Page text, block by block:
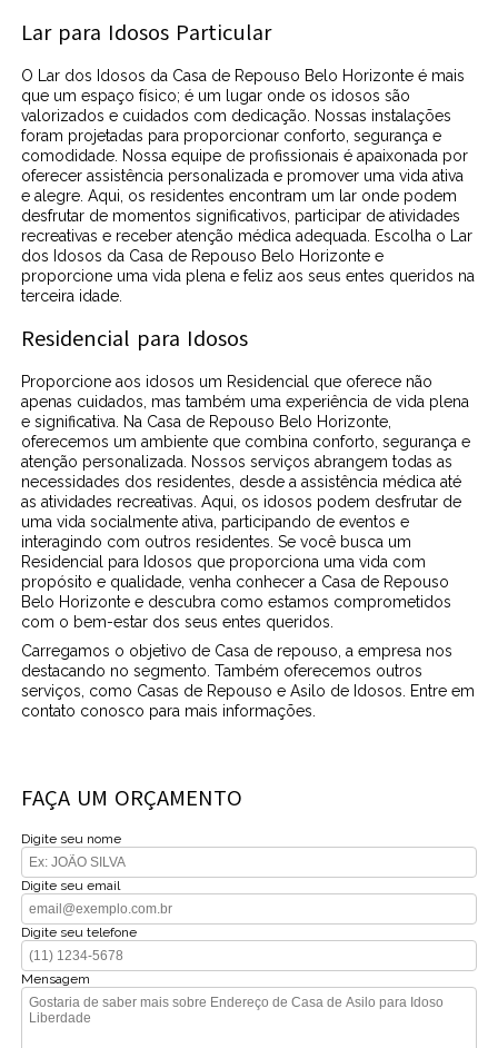
Lar para Idosos Particular
O Lar dos Idosos da Casa de Repouso Belo Horizonte é mais
que um espaço físico; é um lugar onde os idosos são
valorizados e cuidados com dedicação. Nossas instalações
foram projetadas para proporcionar conforto, segurança e
comodidade. Nossa equipe de profissionais é apaixonada por
oferecer assistência personalizada e promover uma vida ativa
e alegre. Aqui, os residentes encontram um lar onde podem
desfrutar de momentos significativos, participar de atividades
recreativas e receber atenção médica adequada. Escolha o Lar
dos Idosos da Casa de Repouso Belo Horizonte e
proporcione uma vida plena e feliz aos seus entes queridos na
terceira idade.
Residencial para Idosos
Proporcione aos idosos um Residencial que oferece não
apenas cuidados, mas também uma experiência de vida plena
e significativa. Na Casa de Repouso Belo Horizonte,
oferecemos um ambiente que combina conforto, segurança e
atenção personalizada. Nossos serviços abrangem todas as
necessidades dos residentes, desde a assistência médica até
as atividades recreativas. Aqui, os idosos podem desfrutar de
uma vida socialmente ativa, participando de eventos e
interagindo com outros residentes. Se você busca um
Residencial para Idosos que proporciona uma vida com
propósito e qualidade, venha conhecer a Casa de Repouso
Belo Horizonte e descubra como estamos comprometidos
com o bem-estar dos seus entes queridos.
Carregamos o objetivo de Casa de repouso, a empresa nos
destacando no segmento. Também oferecemos outros
serviços, como Casas de Repouso e Asilo de Idosos. Entre em
contato conosco para mais informações.
FAÇA UM ORÇAMENTO
Digite seu nome
Digite seu email
Digite seu telefone
Mensagem